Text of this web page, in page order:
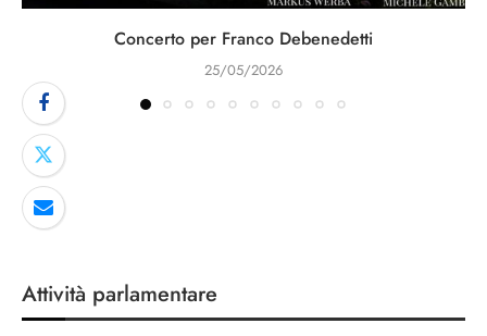
Concerto per Franco Debenedetti
25/05/2026
Attività parlamentare